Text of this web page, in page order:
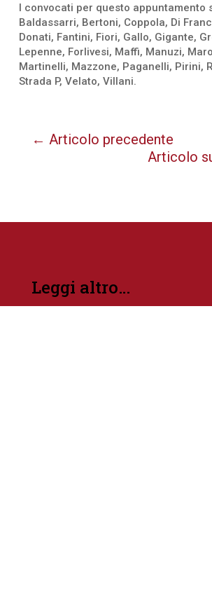
I convocati per questo appuntamento
Baldassarri, Bertoni, Coppola, Di
Donati, Fantini, Fiori, Gallo, Gigante,
Lepenne, Forlivesi, Maffi, Manuzi,
Martinelli, Mazzone, Paganelli, Pirini,
Strada P, Velato, Villani.
← Articolo precedente
Articolo
Leggi altro…